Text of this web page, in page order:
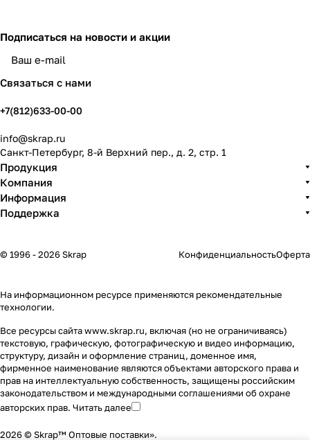
Подписаться на новости и акции
Связаться с нами
+7(812)633-00-00
info@skrap.ru
Санкт-Петербург, 8-й Верхний пер., д. 2, стр. 1
Продукция
Компания
Информация
Поддержка
© 1996 - 2026 Skrap КонфиденциальностьОферта
На информационном ресурсе применяются рекомендательные
технологии.
Все ресурсы сайта www.skrap.ru, включая (но не ограничиваясь)
текстовую, графическую, фотографическую и видео информацию,
структуру, дизайн и оформление страниц, доменное имя,
фирменное наименование являются объектами авторского права и
прав на интеллектуальную собственность, защищены российским
законодательством и международными соглашениями об охране
авторских прав. Читать далее
2026 © Skrap™ Оптовые поставки».